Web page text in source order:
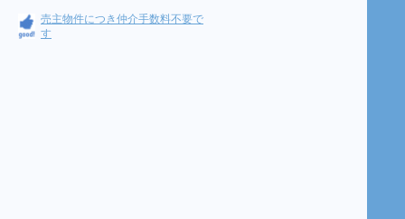
売主物件につき仲介手数料不要で
す